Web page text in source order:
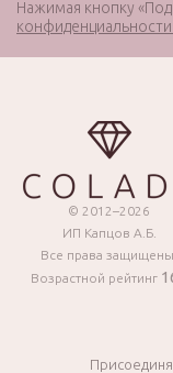
Нажимая кнопку
© 2012–2026
ИП Капцов А.Б.
Все права защищены.
Возрастной рейтинг